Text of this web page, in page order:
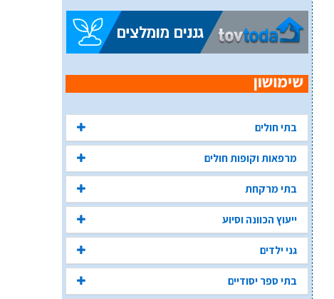
בתי חולים
מרפאות וקופות חולים
בתי מרקחת
ייעוץ הכוונה וסיוע
גני ילדים
בתי ספר יסודיים